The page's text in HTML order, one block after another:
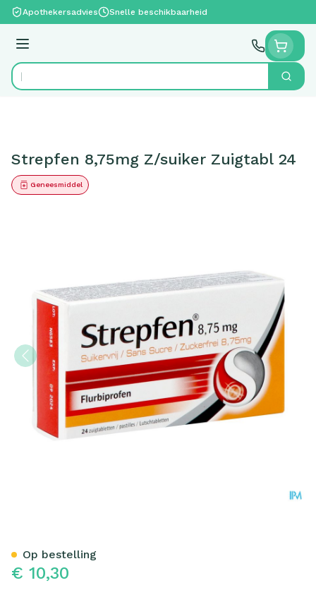
Ga naar de inhoud
Apothekersadvies Snelle beschikbaarheid
Menu
Product, merk, categorie... Zoek
Strepfen 8,75mg Z/suiker Zuigtabl 24
Geneesmiddel
€ 10,30
Op bestelling